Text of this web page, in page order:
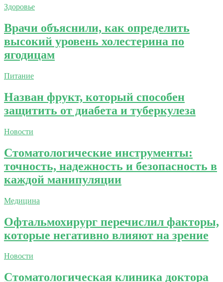
Здоровье
Врачи объяснили, как определить
высокий уровень холестерина по
ягодицам
Питание
Назван фрукт, который способен
защитить от диабета и туберкулеза
Новости
Стоматологические инструменты:
точность, надежность и безопасность в
каждой манипуляции
Медицина
Офтальмохирург перечислил факторы,
которые негативно влияют на зрение
Новости
Стоматологическая клиника доктора